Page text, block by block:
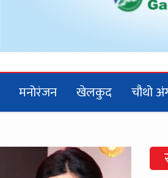
मनोरंजन खेलकुद चौथो